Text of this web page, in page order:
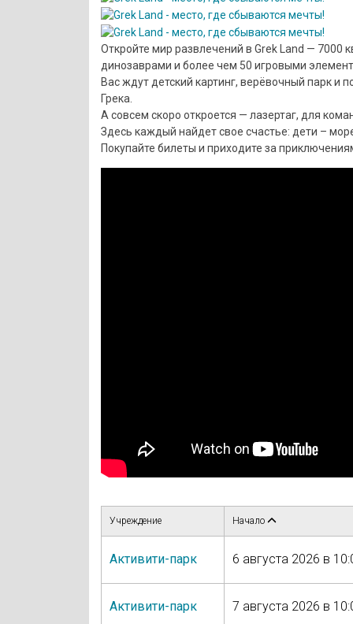
Откройте мир развлечений в Grek Land — 7000
динозаврами и более чем 50 игровыми
Вас ждут детский картинг, верёвочный парк и
Грека.
А совсем скоро откроется — лазертаг, для
Здесь каждый найдет свое счастье: дети –
Покупайте билеты и приходите за
Учреждение Начало
Активити-парк 6 августа 2026 в
Активити-парк 7 августа 2026 в